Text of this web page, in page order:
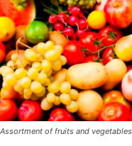
Assortment of fruits and vegetables